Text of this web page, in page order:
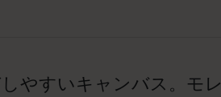
やすいキャンバス。モレ